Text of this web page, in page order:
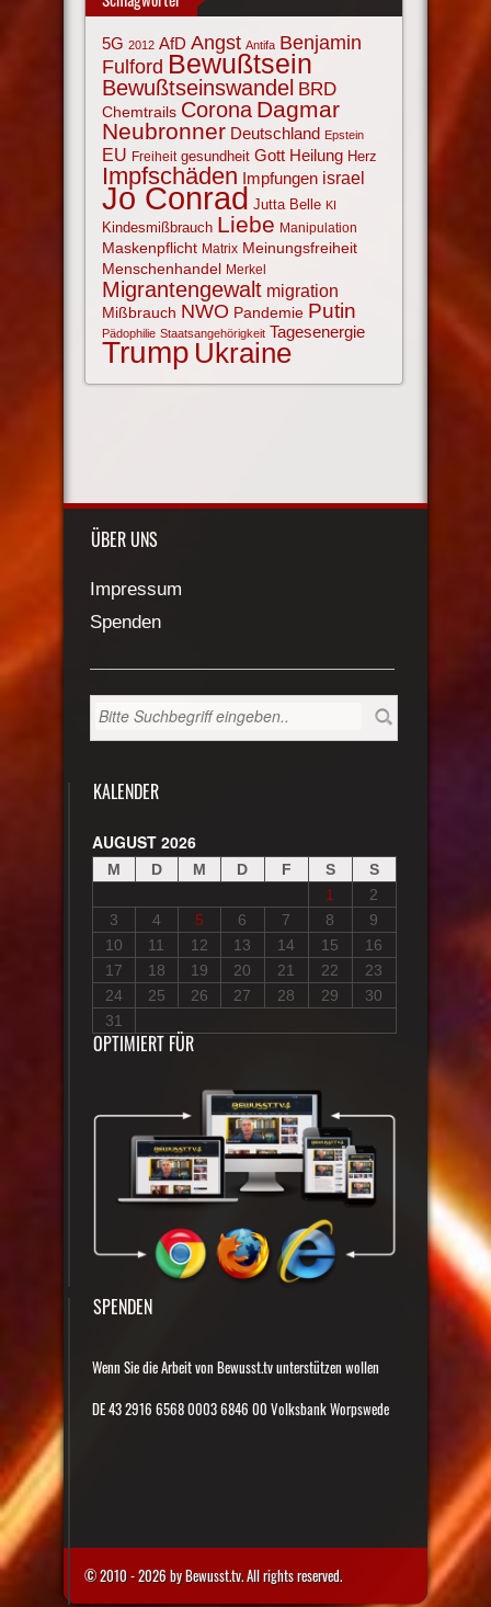
5G 2012 AfD Angst Antifa Benjamin
Fulford Bewußtsein
Bewußtseinswandel BRD
Chemtrails Corona Dagmar
Neubronner Deutschland Epstein
EU Freiheit gesundheit Gott Heilung Herz
Impfschäden Impfungen israel
Jo Conrad Jutta Belle KI
Kindesmißbrauch Liebe Manipulation
Maskenpflicht Matrix Meinungsfreiheit
Menschenhandel Merkel
Migrantengewalt migration
Mißbrauch NWO Pandemie Putin
Pädophilie Staatsangehörigkeit Tagesenergie
Trump Ukraine
ÜBER UNS
Impressum
Spenden
KALENDER
AUGUST 2026
M D M D F S
S
1
2
3
4 5 6 7 8
9
10
11 12 13 14 15
16
17
18 19 20 21 22
23
24
25 26 27 28 29
30
31
OPTIMIERT FÜR
SPENDEN
Wenn Sie die Arbeit von Bewusst.tv unterstützen wollen
DE 43 2916 6568 0003 6846 00 Volksbank Worpswede
© 2010 - 2026 by Bewusst.tv. All rights reserved.